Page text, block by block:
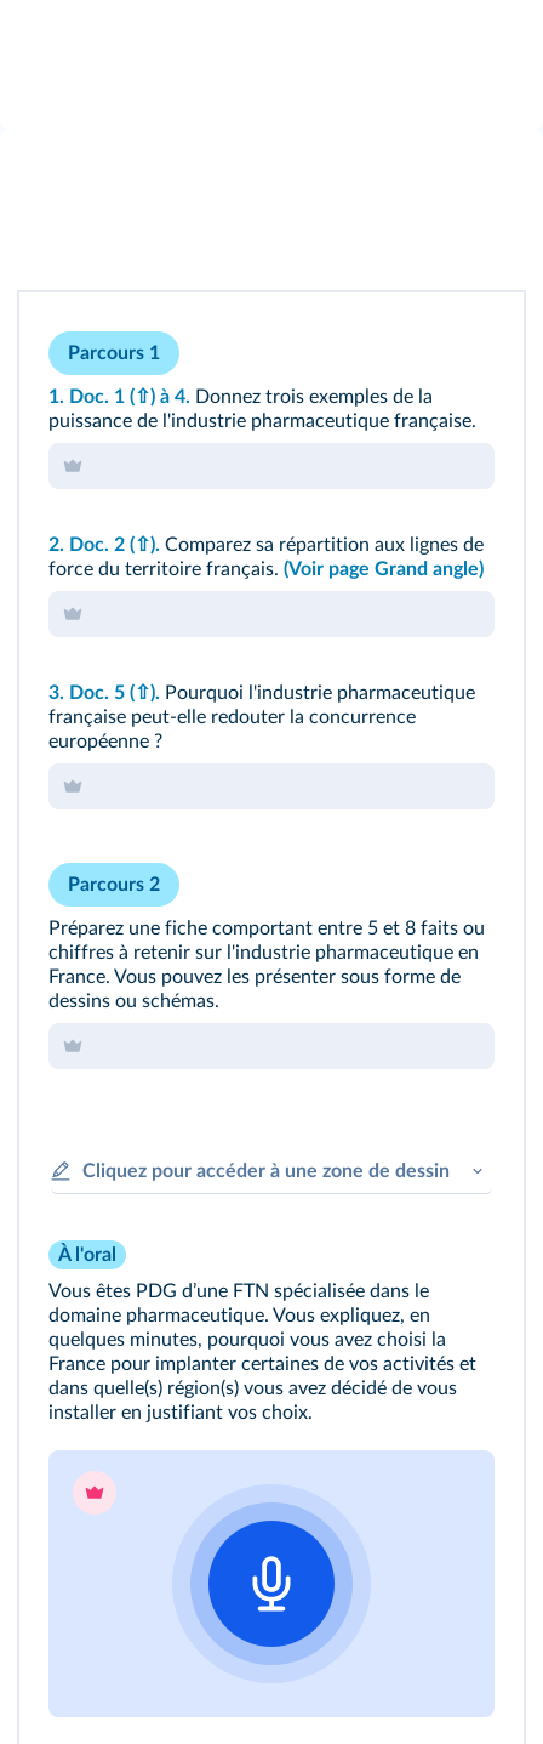
Parcours 1
1. Doc. 1 (⇧) à 4. Donnez trois exemples de la
puissance de l'industrie pharmaceutique française.
2. Doc. 2 (⇧). Comparez sa répartition aux lignes de
force du territoire français. (Voir page Grand angle)
3. Doc. 5 (⇧). Pourquoi l'industrie pharmaceutique
française peut-elle redouter la concurrence
européenne ?
Parcours 2
Préparez une fiche comportant entre 5 et 8 faits ou
chiffres à retenir sur l'industrie pharmaceutique en
France. Vous pouvez les présenter sous forme de
dessins ou schémas.
Cliquez pour accéder à une zone de dessin
À l'oral
Vous êtes PDG dʼune FTN spécialisée dans le
domaine pharmaceutique. Vous expliquez, en
quelques minutes, pourquoi vous avez choisi la
France pour implanter certaines de vos activités et
dans quelle(s) région(s) vous avez décidé de vous
installer en justifiant vos choix.